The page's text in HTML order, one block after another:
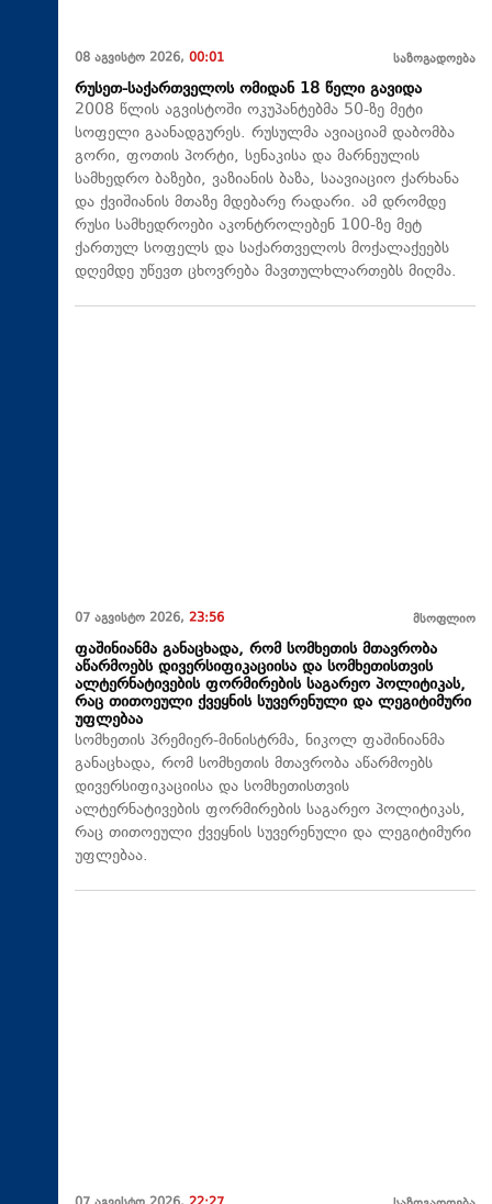
08 აგვისტო 2026, 00:01 საზოგადოება
რუსეთ-საქართველოს ომიდან 18 წელი გავიდა
2008 წლის აგვისტოში ოკუპანტებმა 50-ზე მეტი
სოფელი გაანადგურეს. რუსულმა ავიაციამ დაბომბა
გორი, ფოთის პორტი, სენაკისა და მარნეულის
სამხედრო ბაზები, ვაზიანის ბაზა, საავიაციო ქარხანა
და ქვიშიანის მთაზე მდებარე რადარი. ამ დრომდე
რუსი სამხედროები აკონტროლებენ 100-ზე მეტ
ქართულ სოფელს და საქართველოს მოქალაქეებს
დღემდე უწევთ ცხოვრება მავთულხლართებს მიღმა.
07 აგვისტო 2026, 23:56 მსოფლიო
ფაშინიანმა განაცხადა, რომ სომხეთის მთავრობა
აწარმოებს დივერსიფიკაციისა და სომხეთისთვის
ალტერნატივების ფორმირების საგარეო პოლიტიკას,
რაც თითოეული ქვეყნის სუვერენული და ლეგიტიმური
უფლებაა
სომხეთის პრემიერ-მინისტრმა, ნიკოლ ფაშინიანმა
განაცხადა, რომ სომხეთის მთავრობა აწარმოებს
დივერსიფიკაციისა და სომხეთისთვის
ალტერნატივების ფორმირების საგარეო პოლიტიკას,
რაც თითოეული ქვეყნის სუვერენული და ლეგიტიმური
უფლებაა.